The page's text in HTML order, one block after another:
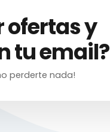
ofertas y
tu email?
perderte nada!